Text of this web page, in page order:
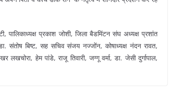
प्रकाश जोशी, जिला बैडमिंटन संघ अध्यक्ष प्रशांत
संतोष बिष्ट, सह सचिव संजय नज्जोंन, कोषाध्यक्ष नंदन रावत,
हेम पांडे, राजू तिवारी, जग्गू वर्मा, डा. जेसी दुर्गापाल,